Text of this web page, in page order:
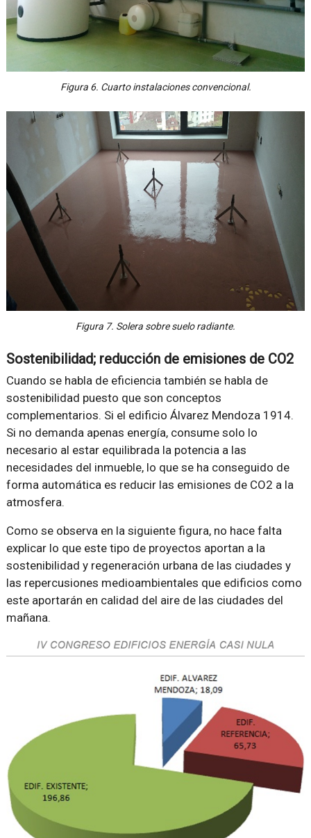
Figura 6. Cuarto instalaciones convencional.
Figura 7. Solera sobre suelo radiante.
Sostenibilidad; reducción de emisiones de CO2
Cuando se habla de eficiencia también se habla de
sostenibilidad puesto que son conceptos
complementarios. Si el edificio Álvarez Mendoza 1914.
Si no demanda apenas energía, consume solo lo
necesario al estar equilibrada la potencia a las
necesidades del inmueble, lo que se ha conseguido de
forma automática es reducir las emisiones de CO2 a la
atmosfera.
Como se observa en la siguiente figura, no hace falta
explicar lo que este tipo de proyectos aportan a la
sostenibilidad y regeneración urbana de las ciudades y
las repercusiones medioambientales que edificios como
este aportarán en calidad del aire de las ciudades del
mañana.